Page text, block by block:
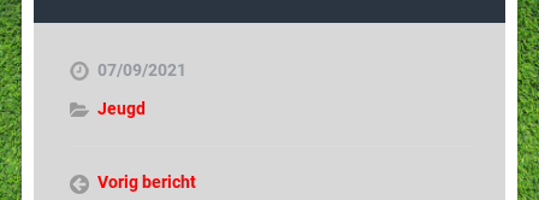
07/09/2021
Jeugd
Vorig bericht